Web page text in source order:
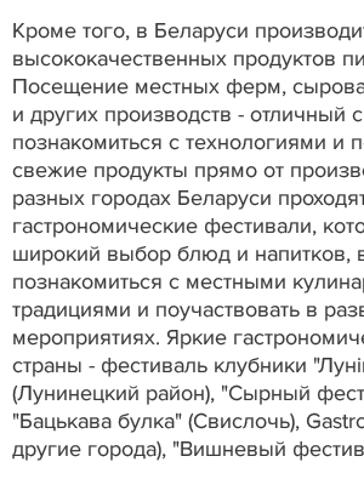
Кроме того, в Беларуси
высококачественных продуктов
Посещение местных ферм,
и других производств - отличный
познакомиться с технологиями и
свежие продукты прямо от
разных городах Беларуси
гастрономические фестивали,
широкий выбор блюд и напитков,
познакомиться с местными
традициями и поучаствовать в
мероприятиях. Яркие
страны - фестиваль клубники
(Лунинецкий район), "Сырный
"Бацькава булка" (Свислочь),
другие города), "Вишневый